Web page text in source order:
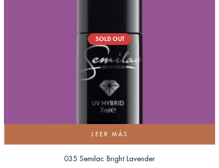
SOLD OUT
LEER MÁS
035 Semilac Bright Lavender